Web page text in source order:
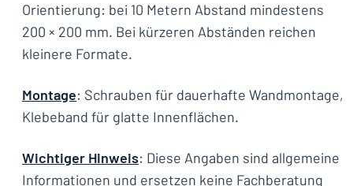
Orientierung: bei 10 Metern Abstand mindestens
200 × 200 mm. Bei kürzeren Abständen reichen
kleinere Formate.
Montage: Schrauben für dauerhafte Wandmontage,
Klebeband für glatte Innenflächen.
Wichtiger Hinweis: Diese Angaben sind allgemeine
Informationen und ersetzen keine Fachberatung